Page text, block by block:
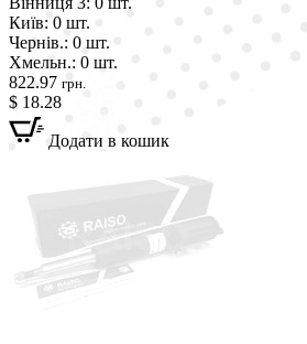
Київ: 0 шт.
Чернів.: 0 шт.
Хмельн.: 0 шт.
822.97 грн.
$ 18.28
Додати в кошик